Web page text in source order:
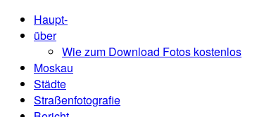
Haupt-
über
Wie zum Download Fotos kostenlos
Moskau
Städte
Straßenfotografie